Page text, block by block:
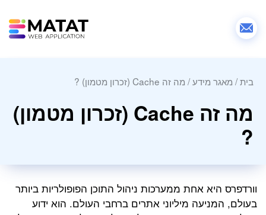
בית/ מאגר מידע/ מה זה Cache (זכרון מטמון) ?
מה זה Cache (זכרון מטמון)
?
וורדפרס היא אחת ממערכות ניהול התוכן הפופולריות ביותר
בעולם, המניעה מיליוני אתרים ברחבי העולם. הוא ידוע